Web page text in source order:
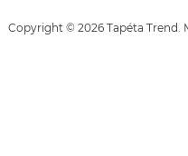
Copyright © 2026 Tapéta Trend.